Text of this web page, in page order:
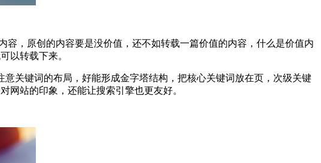
，原创的内容要是没价值，还不如转载一篇价值的内容，什么是价值内
以转载下来。
关键词的布局，好能形成金字塔结构，把核心关键词放在页，次级关键
网站的印象，还能让搜索引擎也更友好。